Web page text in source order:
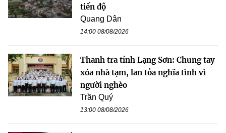
tiến độ
Quang Dân
14:00 08/08/2026
Thanh tra tỉnh Lạng Sơn: Chung tay
xóa nhà tạm, lan tỏa nghĩa tình vì
người nghèo
Trần Quý
13:00 08/08/2026